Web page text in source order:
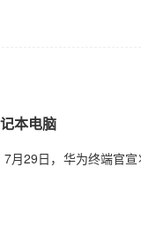
本电脑
月29日，华为终端官